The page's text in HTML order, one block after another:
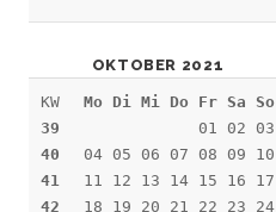
OKTOBER 2021
KW
39
40
41
42
Mo Di Mi Do Fr Sa So
01 02 03
04 05 06 07 08 09 10
11 12 13 14 15 16 17
18 19 20 21 22 23 24